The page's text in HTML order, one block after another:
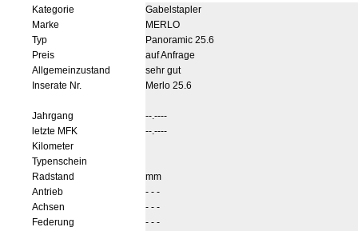
Kategorie
Gabelstapler
Marke
MERLO
Typ
Panoramic 25.6
Preis
auf Anfrage
Allgemeinzustand
sehr gut
Inserate Nr.
Merlo 25.6
Jahrgang
--.----
letzte MFK
--.----
Kilometer
Typenschein
Radstand
mm
Antrieb
- - -
Achsen
- - -
Federung
- - -